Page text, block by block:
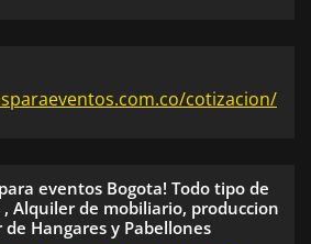
cotizacion/
eventos Bogota! Todo tipo de
Alquiler de mobiliario, produccion
Hangares y Pabellones